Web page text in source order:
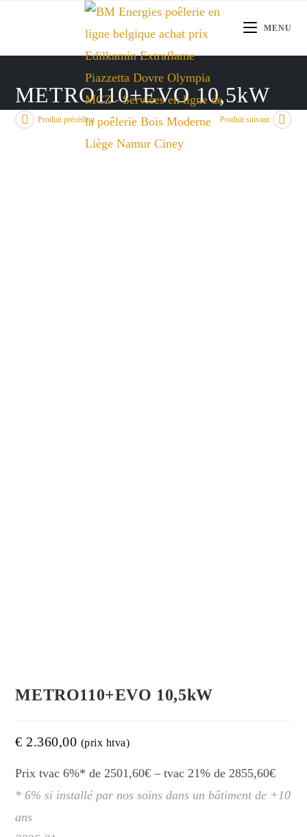
MENU
METRO110+EVO 10,5kW
Produit précédent Produit suivant
METRO110+EVO 10,5kW
€ 2.360,00 (prix htva)
Prix tvac 6%* de 2501,60€ – tvac 21% de 2855,60€
* 6% si installé par nos soins dans un bâtiment de +10
ans